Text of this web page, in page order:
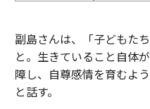
副島さんは、「子どもた
と。生きていること自体
障し、自尊感情を育むよ
と話す。